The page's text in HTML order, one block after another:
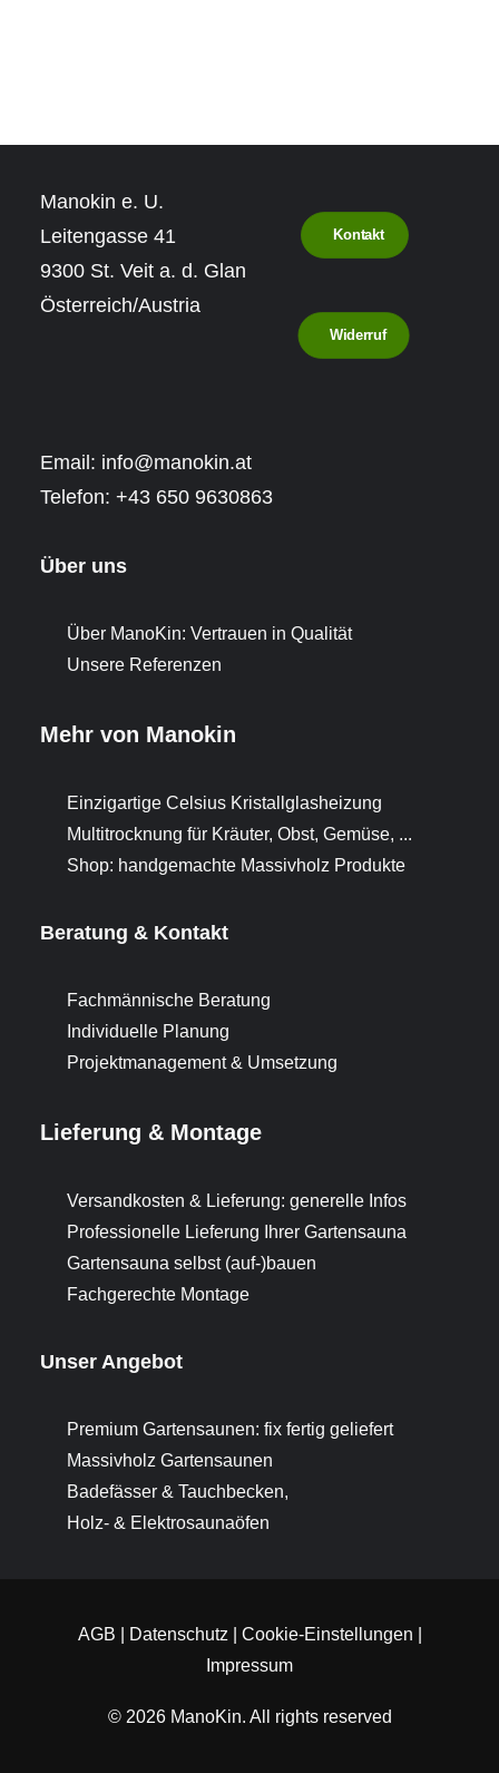
Manokin e. U.
Leitengasse 41
9300 St. Veit a. d. Glan
Österreich/Austria
Kontakt
Widerruf
Email: info@manokin.at
Telefon: +43 650 9630863
Über uns
Über ManoKin: Vertrauen in Qualität
Unsere Referenzen
Mehr von Manokin
Einzigartige Celsius Kristallglasheizung
Multitrocknung für Kräuter, Obst, Gemüse, ...
Shop: handgemachte Massivholz Produkte
Beratung & Kontakt
Fachmännische Beratung
Individuelle Planung
Projektmanagement & Umsetzung
Lieferung & Montage
Versandkosten & Lieferung: generelle Infos
Professionelle Lieferung Ihrer Gartensauna
Gartensauna selbst (auf-)bauen
Fachgerechte Montage
Unser Angebot
Premium Gartensaunen: fix fertig geliefert
Massivholz Gartensaunen
Badefässer & Tauchbecken,
Holz- & Elektrosaunaöfen
AGB Datenschutz Cookie-Einstellungen
Impressum
© 2026 ManoKin. All rights reserved